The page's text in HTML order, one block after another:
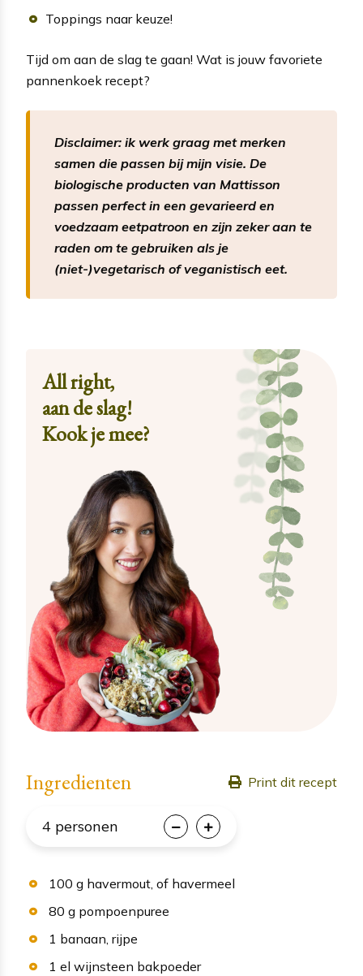
Toppings naar keuze!
Tijd om aan de slag te gaan! Wat is jouw favoriete
pannenkoek recept?
Disclaimer: ik werk graag met merken
samen die passen bij mijn visie. De
biologische producten van Mattisson
passen perfect in een gevarieerd en
voedzaam eetpatroon en zijn zeker aan te
raden om te gebruiken als je
(niet-)vegetarisch of veganistisch eet.
All right,
aan de slag!
Kook je mee?
Ingredienten Print dit recept
4 personen
100 g havermout, of havermeel
80 g pompoenpuree
1 banaan, rijpe
1 el wijnsteen bakpoeder